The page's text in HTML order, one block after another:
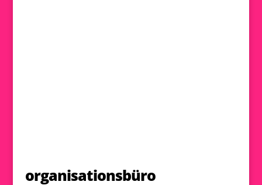
organisationsbüro